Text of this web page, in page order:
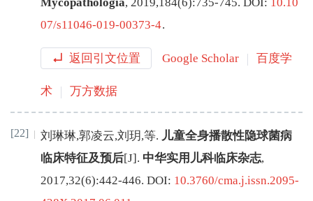
07/s11046-019-00373-4.
返回引文位置 Google Scholar 百度学
术 万方数据
[22] 刘琳琳,郭凌云,刘玥,等. 儿童全身播散性隐球菌病
临床特征及预后[J] . 中华实用儿科临床杂志,
2017,32(6):442-446. DOI: 10.3760/cma.j.issn.2095-